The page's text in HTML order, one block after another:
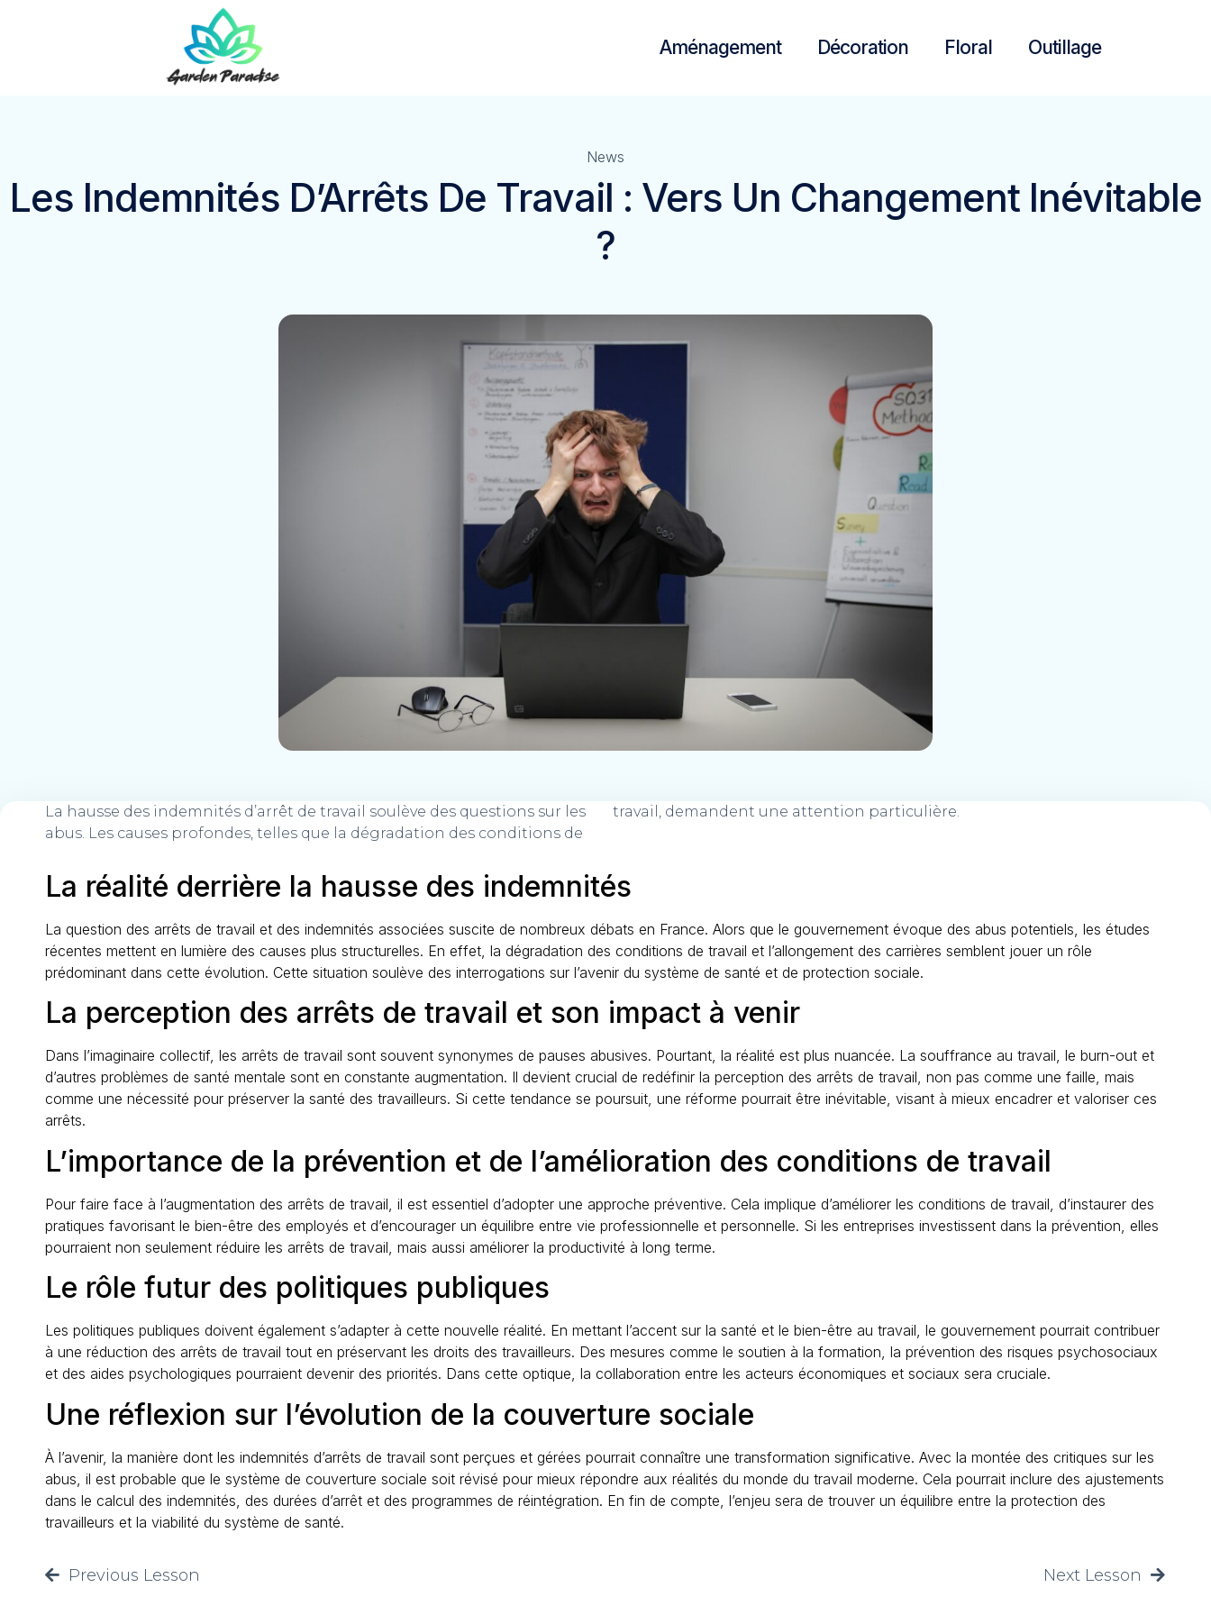
Aménagement Décoration Floral Outillage
News
Les Indemnités D’Arrêts De Travail : Vers Un Changement Inévitable
?
La hausse des indemnités d’arrêt de travail soulève des questions sur les
abus. Les causes profondes, telles que la dégradation des conditions de
travail, demandent une attention particulière.
La réalité derrière la hausse des indemnités
La question des arrêts de travail et des indemnités associées suscite de nombreux débats en France. Alors que le gouvernement évoque des abus potentiels, les études
récentes mettent en lumière des causes plus structurelles. En effet, la dégradation des conditions de travail et l’allongement des carrières semblent jouer un rôle
prédominant dans cette évolution. Cette situation soulève des interrogations sur l’avenir du système de santé et de protection sociale.
La perception des arrêts de travail et son impact à venir
Dans l’imaginaire collectif, les arrêts de travail sont souvent synonymes de pauses abusives. Pourtant, la réalité est plus nuancée. La souffrance au travail, le burn-out et
d’autres problèmes de santé mentale sont en constante augmentation. Il devient crucial de redéfinir la perception des arrêts de travail, non pas comme une faille, mais
comme une nécessité pour préserver la santé des travailleurs. Si cette tendance se poursuit, une réforme pourrait être inévitable, visant à mieux encadrer et valoriser ces
arrêts.
L’importance de la prévention et de l’amélioration des conditions de travail
Pour faire face à l’augmentation des arrêts de travail, il est essentiel d’adopter une approche préventive. Cela implique d’améliorer les conditions de travail, d’instaurer des
pratiques favorisant le bien-être des employés et d’encourager un équilibre entre vie professionnelle et personnelle. Si les entreprises investissent dans la prévention, elles
pourraient non seulement réduire les arrêts de travail, mais aussi améliorer la productivité à long terme.
Le rôle futur des politiques publiques
Les politiques publiques doivent également s’adapter à cette nouvelle réalité. En mettant l’accent sur la santé et le bien-être au travail, le gouvernement pourrait contribuer
à une réduction des arrêts de travail tout en préservant les droits des travailleurs. Des mesures comme le soutien à la formation, la prévention des risques psychosociaux
et des aides psychologiques pourraient devenir des priorités. Dans cette optique, la collaboration entre les acteurs économiques et sociaux sera cruciale.
Une réflexion sur l’évolution de la couverture sociale
À l’avenir, la manière dont les indemnités d’arrêts de travail sont perçues et gérées pourrait connaître une transformation significative. Avec la montée des critiques sur les
abus, il est probable que le système de couverture sociale soit révisé pour mieux répondre aux réalités du monde du travail moderne. Cela pourrait inclure des ajustements
dans le calcul des indemnités, des durées d’arrêt et des programmes de réintégration. En fin de compte, l’enjeu sera de trouver un équilibre entre la protection des
travailleurs et la viabilité du système de santé.
Previous Lesson Next Lesson